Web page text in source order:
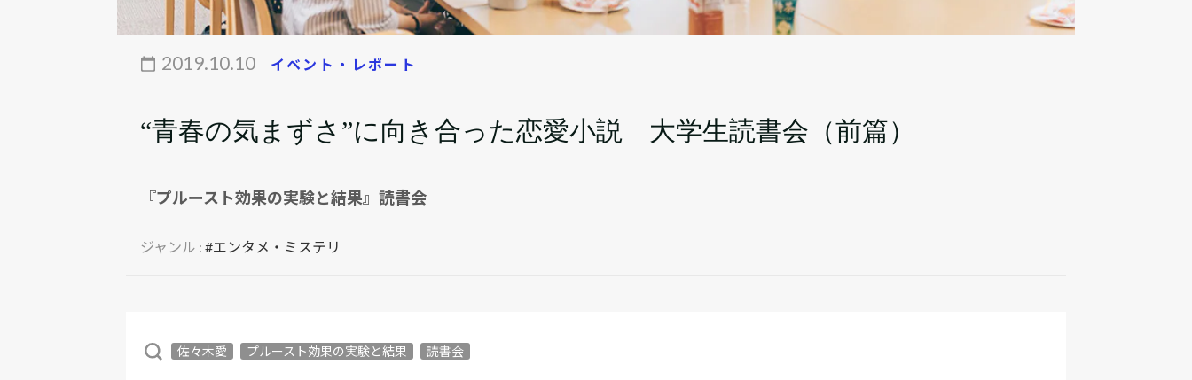
2019.10.10 イベント・レポート
“青春の気まずさ”に向き合った恋愛小説 大学生読書会（前篇）
『プルースト効果の実験と結果』読書会
ジャンル : #エンタメ・ミステリ
佐々木愛 プルースト効果の実験と結果 読書会